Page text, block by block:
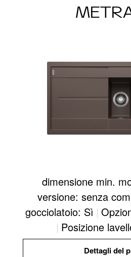
dimensione min.
versione: senza
gocciolatoio: Sì |
| Posizione
Dettagli del